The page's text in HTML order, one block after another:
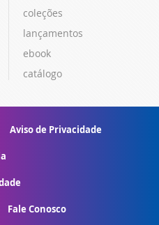
coleções
lançamentos
ebook
catálogo
Aviso de Privacidade
Fale Conosco